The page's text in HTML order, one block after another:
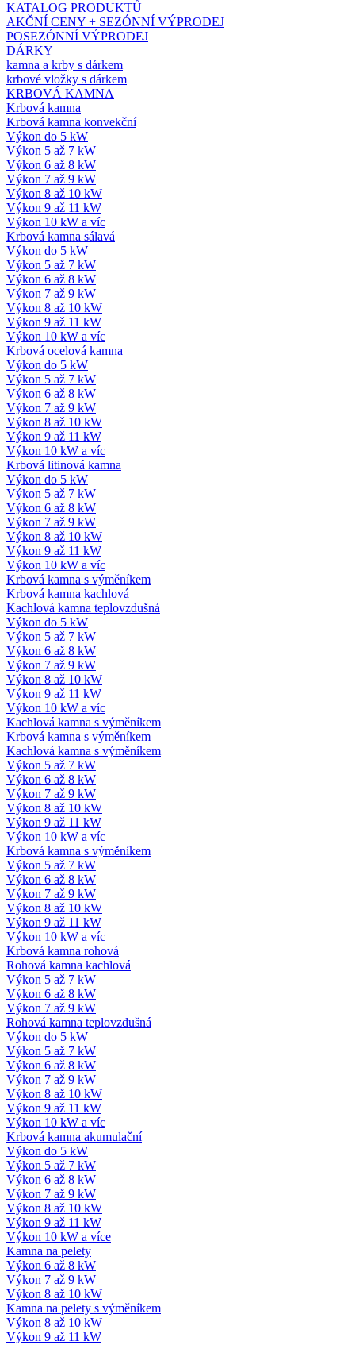
KATALOG PRODUKTŮ
AKČNÍ CENY + SEZÓNNÍ VÝPRODEJ
POSEZÓNNÍ VÝPRODEJ
DÁRKY
kamna a krby s dárkem
krbové vložky s dárkem
KRBOVÁ KAMNA
Krbová kamna
Krbová kamna konvekční
Výkon do 5 kW
Výkon 5 až 7 kW
Výkon 6 až 8 kW
Výkon 7 až 9 kW
Výkon 8 až 10 kW
Výkon 9 až 11 kW
Výkon 10 kW a víc
Krbová kamna sálavá
Výkon do 5 kW
Výkon 5 až 7 kW
Výkon 6 až 8 kW
Výkon 7 až 9 kW
Výkon 8 až 10 kW
Výkon 9 až 11 kW
Výkon 10 kW a víc
Krbová ocelová kamna
Výkon do 5 kW
Výkon 5 až 7 kW
Výkon 6 až 8 kW
Výkon 7 až 9 kW
Výkon 8 až 10 kW
Výkon 9 až 11 kW
Výkon 10 kW a víc
Krbová litinová kamna
Výkon do 5 kW
Výkon 5 až 7 kW
Výkon 6 až 8 kW
Výkon 7 až 9 kW
Výkon 8 až 10 kW
Výkon 9 až 11 kW
Výkon 10 kW a víc
Krbová kamna s výměníkem
Krbová kamna kachlová
Kachlová kamna teplovzdušná
Výkon do 5 kW
Výkon 5 až 7 kW
Výkon 6 až 8 kW
Výkon 7 až 9 kW
Výkon 8 až 10 kW
Výkon 9 až 11 kW
Výkon 10 kW a víc
Kachlová kamna s výměníkem
Krbová kamna s výměníkem
Kachlová kamna s výměníkem
Výkon 5 až 7 kW
Výkon 6 až 8 kW
Výkon 7 až 9 kW
Výkon 8 až 10 kW
Výkon 9 až 11 kW
Výkon 10 kW a víc
Krbová kamna s výměníkem
Výkon 5 až 7 kW
Výkon 6 až 8 kW
Výkon 7 až 9 kW
Výkon 8 až 10 kW
Výkon 9 až 11 kW
Výkon 10 kW a víc
Krbová kamna rohová
Rohová kamna kachlová
Výkon 5 až 7 kW
Výkon 6 až 8 kW
Výkon 7 až 9 kW
Rohová kamna teplovzdušná
Výkon do 5 kW
Výkon 5 až 7 kW
Výkon 6 až 8 kW
Výkon 7 až 9 kW
Výkon 8 až 10 kW
Výkon 9 až 11 kW
Výkon 10 kW a víc
Krbová kamna akumulační
Výkon do 5 kW
Výkon 5 až 7 kW
Výkon 6 až 8 kW
Výkon 7 až 9 kW
Výkon 8 až 10 kW
Výkon 9 až 11 kW
Výkon 10 kW a více
Kamna na pelety
Výkon 6 až 8 kW
Výkon 7 až 9 kW
Výkon 8 až 10 kW
Kamna na pelety s výměníkem
Výkon 8 až 10 kW
Výkon 9 až 11 kW